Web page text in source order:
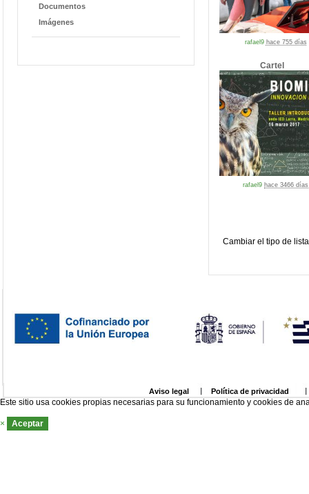
Documentos
Imágenes
rafael9 hace 755 días
Cartel
rafael9 hace 3466 días
Cambiar el tipo de
Aviso legal Política de privacidad
Este sitio usa cookies propias necesarias para su funcionamiento y cookies de
× Aceptar